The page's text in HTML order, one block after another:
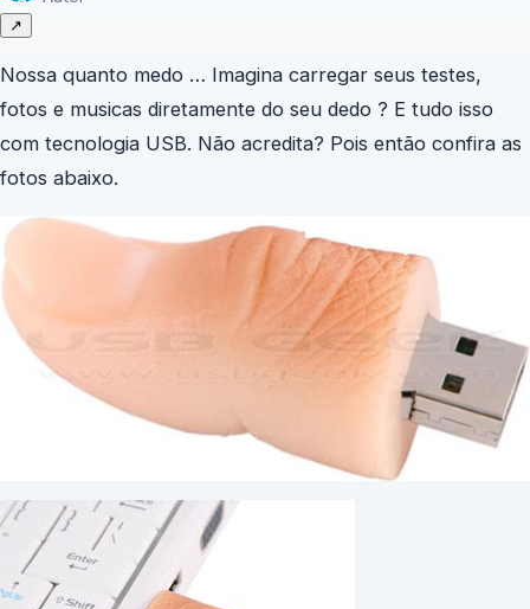
↗
Nossa quanto medo … Imagina carregar seus testes,
fotos e musicas diretamente do seu dedo ? E tudo isso
com tecnologia USB. Não acredita? Pois então confira as
fotos abaixo.